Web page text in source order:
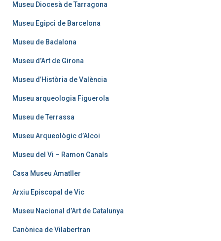
Museu Diocesà de Tarragona
Museu Egipci de Barcelona
Museu de Badalona
Museu d’Art de Girona
Museu d’Història de València
Museu arqueologia Figuerola
Museu de Terrassa
Museu Arqueològic d’Alcoi
Museu del Vi – Ramon Canals
Casa Museu Amatller
Arxiu Episcopal de Vic
Museu Nacional d’Art de Catalunya
Canònica de Vilabertran